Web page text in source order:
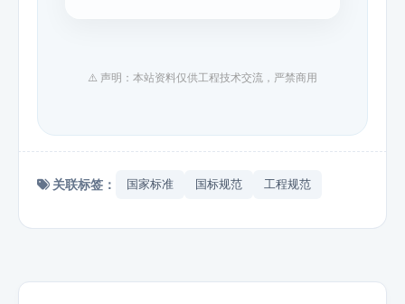
⚠️ 声明：本站资料仅供工程技术交流，严禁商用
关联标签： 国家标准 国标规范 工程规范